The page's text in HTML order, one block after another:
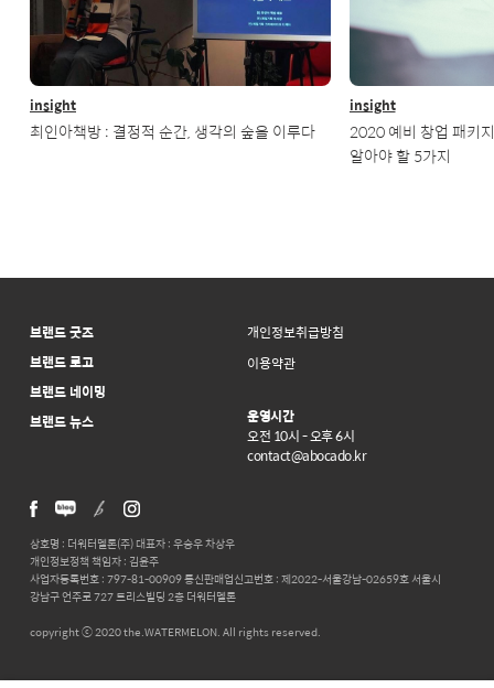
insight
최인아책방 : 결정적 순간, 생각의 숲을 이루다
insight
2020 예비 창업 패키
알아야 할 5가지
브랜드 굿즈
브랜드 로고
브랜드 네이밍
브랜드 뉴스
개인정보취급방침
이용약관
운영시간
오전 10시 - 오후 6시
contact@abocado.kr
상호명 : 더워터멜론(주) 대표자 : 우승우 차상우
개인정보정책 책임자 : 김윤주
사업자등록번호 : 797-81-00909 통신판매업신고번호 : 제2022-서울강남-02659호 서울시
강남구 언주로 727 트리스빌딩 2층 더워터멜론
copyright ⓒ 2020 the.WATERMELON. All rights reserved.